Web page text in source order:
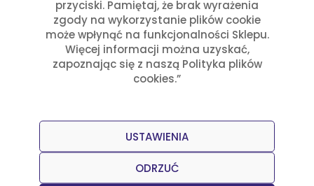
przyciski. Pamiętaj, że brak wyrażenia
zgody na wykorzystanie plików cookie
może wpłynąć na funkcjonalności Sklepu.
Więcej informacji można uzyskać,
zapoznając się z naszą Polityka plików
cookies.”
ODRZUĆ
USTAWIENIA
Julia Sztyler
Salsa z mango i habanero